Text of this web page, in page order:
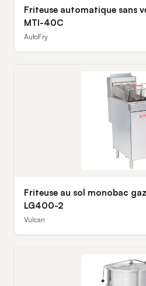
Friteuse automatique sans
MTI-40C
AutoFry
Friteuse au sol monobac
LG400-2
Vulcan